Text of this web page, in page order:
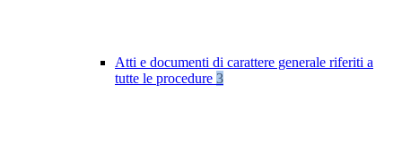
Atti e documenti di carattere generale riferiti a
tutte le procedure 3